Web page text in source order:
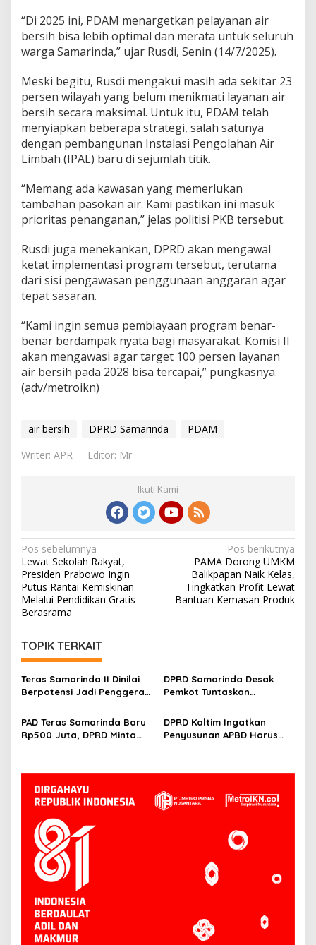
“Di 2025 ini, PDAM menargetkan pelayanan air
bersih bisa lebih optimal dan merata untuk seluruh
warga Samarinda,” ujar Rusdi, Senin (14/7/2025).
Meski begitu, Rusdi mengakui masih ada sekitar 23
persen wilayah yang belum menikmati layanan air
bersih secara maksimal. Untuk itu, PDAM telah
menyiapkan beberapa strategi, salah satunya
dengan pembangunan Instalasi Pengolahan Air
Limbah (IPAL) baru di sejumlah titik.
“Memang ada kawasan yang memerlukan
tambahan pasokan air. Kami pastikan ini masuk
prioritas penanganan,” jelas politisi PKB tersebut.
Rusdi juga menekankan, DPRD akan mengawal
ketat implementasi program tersebut, terutama
dari sisi pengawasan penggunaan anggaran agar
tepat sasaran.
“Kami ingin semua pembiayaan program benar-
benar berdampak nyata bagi masyarakat. Komisi II
akan mengawasi agar target 100 persen layanan
air bersih pada 2028 bisa tercapai,” pungkasnya.
(adv/metroikn)
air bersih DPRD Samarinda
PDAM
Writer: APR
Editor: Mr
Ikuti Kami
Navigasi
pos
Pos sebelumnya
Lewat Sekolah Rakyat,
Presiden Prabowo Ingin
Putus Rantai Kemiskinan
Melalui Pendidikan Gratis
Berasrama
Pos berikutnya
PAMA Dorong UMKM
Balikpapan Naik Kelas,
Tingkatkan Profit Lewat
Bantuan Kemasan Produk
TOPIK TERKAIT
Teras Samarinda II Dinilai
Berpotensi Jadi Penggerak
Mahakam
DPRD Samarinda Desak
Pemkot Tuntaskan
Teras Samarinda II
PAD Teras Samarinda Baru
Rp500 Juta, DPRD Minta
DPRD Kaltim Ingatkan
Penyusunan APBD Harus